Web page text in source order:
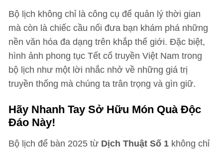
Bộ lịch không chỉ là công cụ để quản lý thời gian
mà còn là chiếc cầu nối đưa bạn khám phá những
nền văn hóa đa dạng trên khắp thế giới. Đặc biệt,
hình ảnh phong tục Tết cổ truyền Việt Nam trong
bộ lịch như một lời nhắc nhở về những giá trị
truyền thống mà chúng ta trân trọng và gìn giữ.
Hãy Nhanh Tay Sở Hữu Món Quà Độc
Đáo Này!
Bộ lịch để bàn 2025 từ Dịch Thuật Số 1 không chỉ